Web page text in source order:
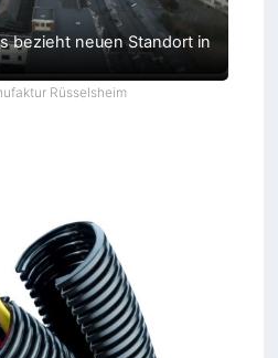
bezieht neuen Standort in
Rüsselsheim